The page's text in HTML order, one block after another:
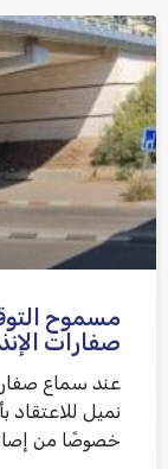
אני מאשר/ת
למדיניות
مسموح
صفارات
عند سماع
نميل للاعتقاد
خصوصًا من